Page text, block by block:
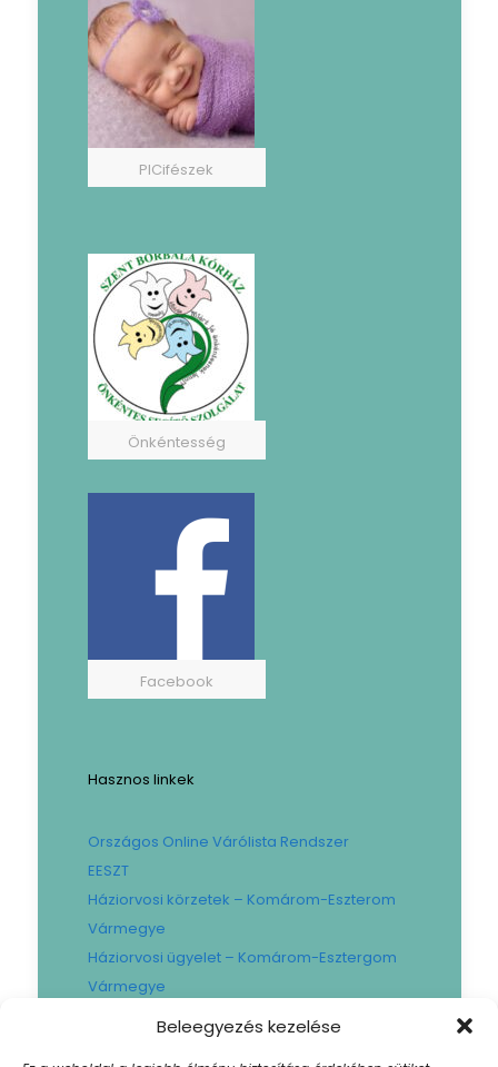
Beleegyezés kezelése
PICifészek
Önkéntesség
Facebook
Hasznos linkek
Országos Online Várólista Rendszer
EESZT
Háziorvosi körzetek – Komárom-Eszterom
Vármegye
Háziorvosi ügyelet – Komárom-Esztergom
Vármegye
Gyógyszertári ügyelet – Komárom-